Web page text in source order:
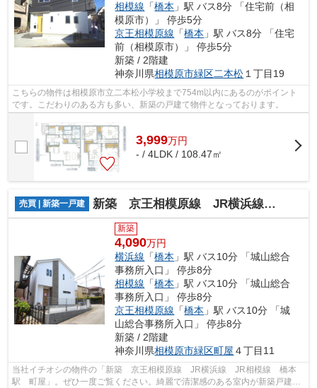
相模線 「橋本 」駅 バス8分 「住宅前（相
模原市）」 停歩5分
京王相模原線 「橋本 」駅 バス8分 「住宅
前（相模原市）」 停歩5分
新築 / 2階建
神奈川県相模原市緑区二本松１丁目19
こちらの物件は相模原市立二本松小学校まで754m以内にあるのがポイント
です。こだわりのある方も多い、新築の戸建て物件となっております。
3,999万円
- / 4LDK / 108.47㎡
売買 | 新築一戸建 新築 京王相模原線 JR横浜線 JR相模線 橋本駅 町屋
新築
4,090万円
横浜線 「橋本 」駅 バス10分 「城山総合
事務所入口」 停歩8分
相模線 「橋本 」駅 バス10分 「城山総合
事務所入口」 停歩8分
京王相模原線 「橋本 」駅 バス10分 「城
山総合事務所入口」 停歩8分
新築 / 2階建
神奈川県相模原市緑区町屋 ４丁目11
当社イチオシの物件の「新築 京王相模原線 JR横浜線 JR相模線 橋本
駅 町屋」。ぜひ一度ご覧ください。綺麗で清潔感のある室内が新築戸建て